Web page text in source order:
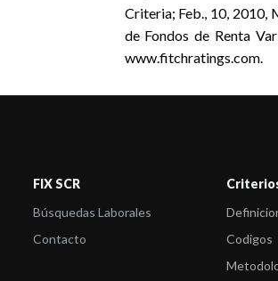
Criteria; Feb., 10, 2010,
de Fondos de Renta
www.fitchratings.com.
FIX SCR
Búsquedas Laborales
Contacto
Codigos